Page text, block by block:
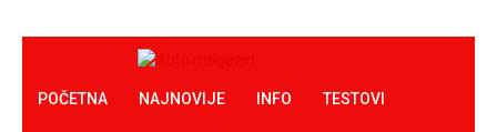
POČETNA NAJNOVIJE INFO TESTOVI